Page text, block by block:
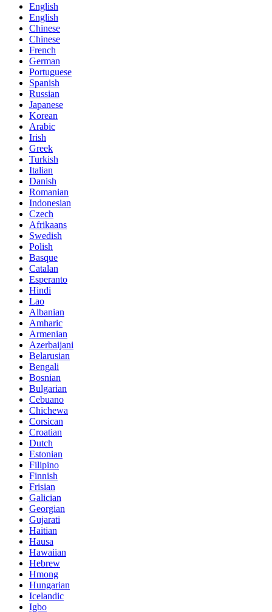
English
English
Chinese
Chinese
French
German
Portuguese
Spanish
Russian
Japanese
Korean
Arabic
Irish
Greek
Turkish
Italian
Danish
Romanian
Indonesian
Czech
Afrikaans
Swedish
Polish
Basque
Catalan
Esperanto
Hindi
Lao
Albanian
Amharic
Armenian
Azerbaijani
Belarusian
Bengali
Bosnian
Bulgarian
Cebuano
Chichewa
Corsican
Croatian
Dutch
Estonian
Filipino
Finnish
Frisian
Galician
Georgian
Gujarati
Haitian
Hausa
Hawaiian
Hebrew
Hmong
Hungarian
Icelandic
Igbo